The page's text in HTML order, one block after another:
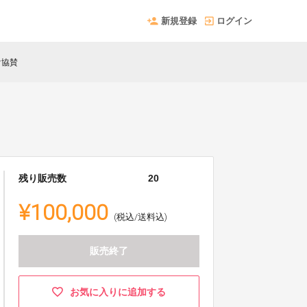
新規登録 ログイン
賛
残り販売数 20
¥100,000 (税込/送料込)
販売終了
お気に入りに追加する